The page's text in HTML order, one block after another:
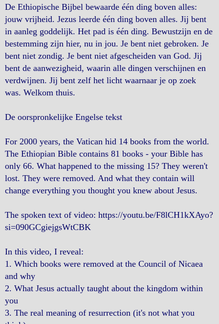
De Ethiopische Bijbel bewaarde één ding boven alles:
jouw vrijheid. Jezus leerde één ding boven alles. Jij bent
in aanleg goddelijk. Het pad is één ding. Bewustzijn en de
bestemming zijn hier, nu in jou. Je bent niet gebroken. Je
bent niet zondig. Je bent niet afgescheiden van God. Jij
bent de aanwezigheid, waarin alle dingen verschijnen en
verdwijnen. Jij bent zelf het licht waarnaar je op zoek
was. Welkom thuis.
De oorspronkelijke Engelse tekst
For 2000 years, the Vatican hid 14 books from the world.
The Ethiopian Bible contains 81 books - your Bible has
only 66. What happened to the missing 15? They weren't
lost. They were removed. And what they contain will
change everything you thought you knew about Jesus.
The spoken text of video: https://youtu.be/F8lCH1kXAyo?
si=090GCgiejgsWtCBK
In this video, I reveal:
1. Which books were removed at the Council of Nicaea
and why
2. What Jesus actually taught about the kingdom within
you
3. The real meaning of resurrection (it's not what you